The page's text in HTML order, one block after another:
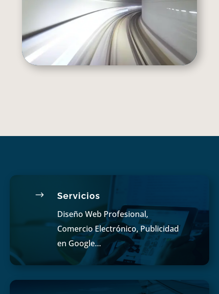
$ Servicios
Diseño Web Profesional,
Comercio Electrónico, Publicidad
en Google…